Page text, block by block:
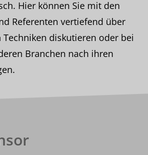
Hier können Sie mit den
Referenten vertiefend über
diskutieren oder bei
Branchen nach ihren